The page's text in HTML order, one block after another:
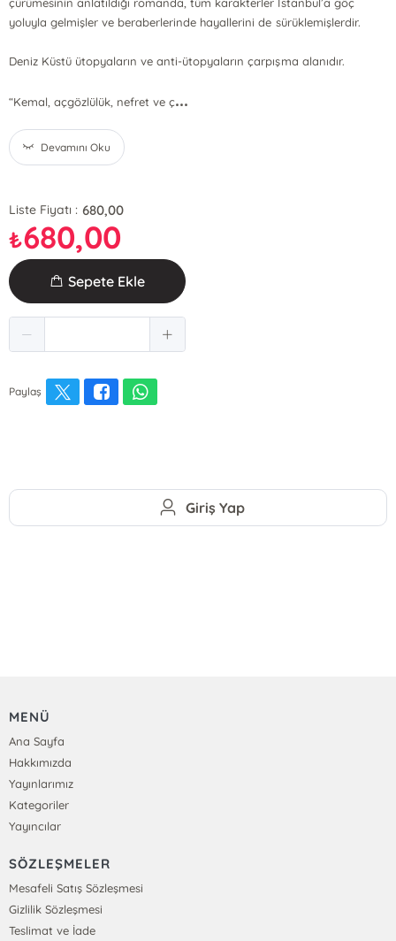
yoluyla gelmişler ve beraberlerinde hayallerini de sürüklemişlerdir.
Deniz Küstü ütopyaların ve anti-ütopyaların çarpışma alanıdır.
“Kemal, açgözlülük, nefret ve ç...
Devamını Oku
Liste Fiyatı : 680,00
₺680,00
Sepete Ekle
Paylaş
Giriş Yap
MENÜ
Ana Sayfa
Hakkımızda
Yayınlarımız
Kategoriler
Yayıncılar
SÖZLEŞMELER
Mesafeli Satış Sözleşmesi
Gizlilik Sözleşmesi
Teslimat ve İade